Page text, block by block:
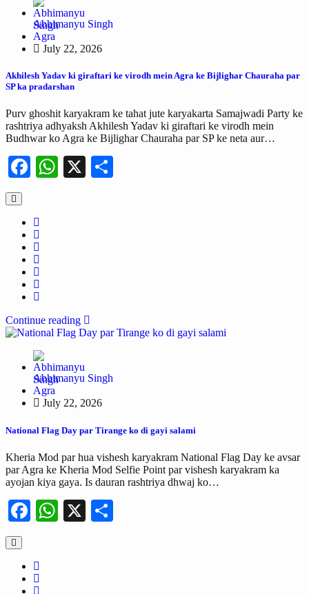
Abhimanyu Singh
Agra
July 22, 2026
Akhilesh Yadav ki giraftari ke virodh mein Agra ke Bijlighar Chauraha par
SP ka pradarshan
Purv ghoshit karyakram ke tahat jute karyakarta Samajwadi Party ke
rashtriya adhyaksh Akhilesh Yadav ki giraftari ke virodh mein
Budhwar ko Agra ke Bijlighar Chauraha par SP ke neta aur…
Facebook
WhatsApp
X
Continue reading
Abhimanyu Singh
Agra
July 22, 2026
National Flag Day par Tirange ko di gayi salami
Kheria Mod par hua vishesh karyakram National Flag Day ke avsar
par Agra ke Kheria Mod Selfie Point par vishesh karyakram ka
ayojan kiya gaya. Is dauran rashtriya dhwaj ko…
Facebook
WhatsApp
X